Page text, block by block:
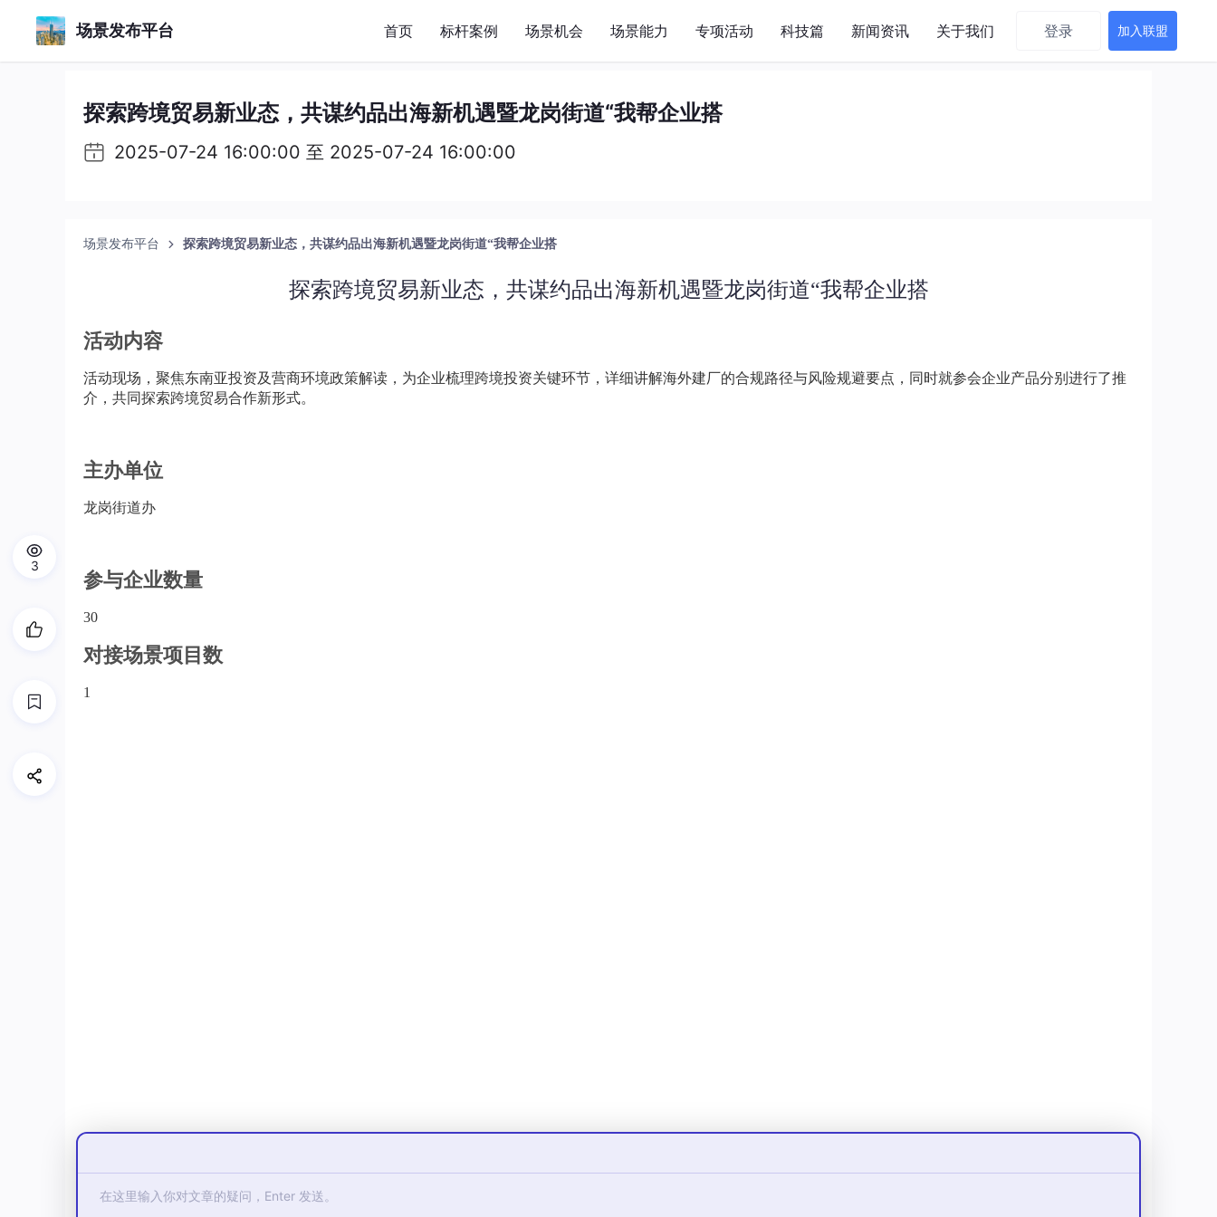
场景发布平台 首页 标杆案例 场景机会 场景能力 专项活动 科技篇 新闻资讯 关于我们 登录 加入联盟
探索跨境贸易新业态，共谋约品出海新机遇暨龙岗街道“我帮企业搭
2025-07-24 16:00:00 至 2025-07-24 16:00:00
场景发布平台 探索跨境贸易新业态，共谋约品出海新机遇暨龙岗街道“我帮企业搭
探索跨境贸易新业态，共谋约品出海新机遇暨龙岗街道“我帮企业搭
活动内容
活动现场，聚焦东南亚投资及营商环境政策解读，为企业梳理跨境投资关键环节，详细讲解海外建厂的合规路径与风险规避要点，同时就参会企业产品分别进行了推
介，共同探索跨境贸易合作新形式。
主办单位
龙岗街道办
参与企业数量
30
对接场景项目数
1
3